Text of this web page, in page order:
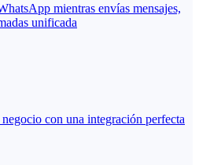
mientras envías mensajes,
unificada
con una integración perfecta